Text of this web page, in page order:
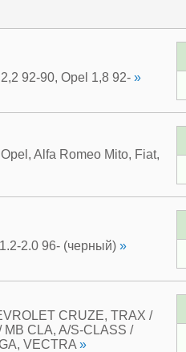
92-90, Opel 1,8 92- »
Alfa Romeo Mito, Fiat,
2.0 96- (черный) »
CRUZE, TRAX /
MB CLA, A/S-CLASS /
VECTRA »